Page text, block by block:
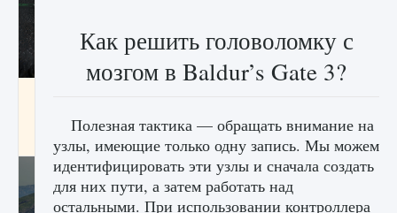
Как решить головоломку с
мозгом в Baldur’s Gate 3?
Полезная тактика — обращать внимание на
узлы, имеющие только одну запись. Мы можем
идентифицировать эти узлы и сначала создать
для них пути, а затем работать над
остальными. При использовании контроллера